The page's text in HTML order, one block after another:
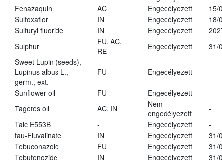
Fenazaquin
AC Engedélyezett
15/
Sulfoxaflor
IN Engedélyezett
18/
Sulfuryl fluoride
IN Engedélyezett
Sulphur
FU, AC,
RE
Engedélyezett
31/
Sweet Lupin (seeds),
Lupinus albus L.,
germ., ext.
FU Engedélyezett -
Sunflower oil FU Engedélyezett
-
Tagetes oil
AC, IN
Nem
engedélyezett
-
Talc E553B
- Engedélyezett
-
tau-Fluvalinate
IN Engedélyezett
31/
Tebuconazole
FU Engedélyezett
31/
Tebufenozide
IN Engedélyezett
31/